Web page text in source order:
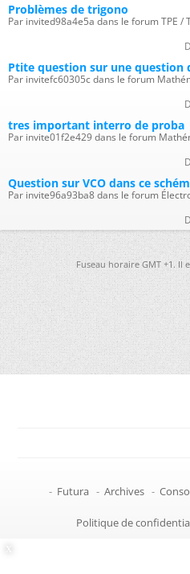
Problèmes de trigono
Par invited98a4e5a dans le forum TPE /
Ptite question sur une question
Par invitefc60305c dans le forum
tres important interro de proba
Par invite01f2e429 dans le forum
Question sur VCO dans ce
Par invite96a93ba8 dans le forum
Fuseau horaire GMT +1. Il
- Futura - Archives - Conso
Politique de